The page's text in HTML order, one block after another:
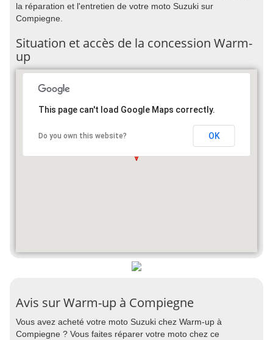
la réparation et l'entretien de votre moto Suzuki sur
Compiegne.
Situation et accès de la concession Warm-
up
This page can't load Google Maps correctly.
Do you own this website? OK
Avis sur Warm-up à Compiegne
Vous avez acheté votre moto Suzuki chez Warm-up à
Compiegne ? Vous faites réparer votre moto chez ce